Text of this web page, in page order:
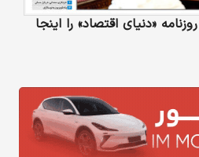
«دنیای‌ اقتصاد» را اینجا